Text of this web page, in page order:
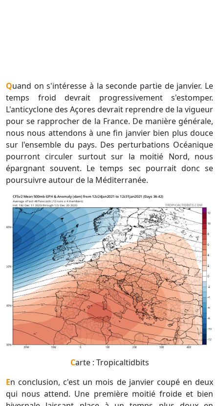
Quand on s'intéresse à la seconde partie de janvier. Le
temps froid devrait progressivement s'estomper.
L'anticyclone des Açores devrait reprendre de la vigueur
pour se rapprocher de la France. De manière générale,
nous nous attendons à une fin janvier bien plus douce
sur l'ensemble du pays. Des perturbations Océanique
pourront circuler surtout sur la moitié Nord, nous
épargnant souvent. Le temps sec pourrait donc se
poursuivre autour de la Méditerranée.
Carte : Tropicaltidbits
En conclusion, c'est un mois de janvier coupé en deux
qui nous attend. Une première moitié froide et bien